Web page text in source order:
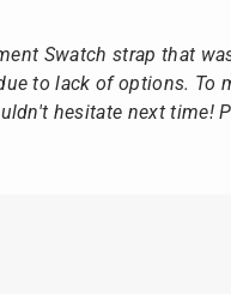
Swatch strap that
to lack of options. To
hesitate next time!